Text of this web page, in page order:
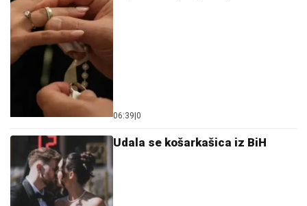
06:39 0
Udala se košarkašica iz BiH